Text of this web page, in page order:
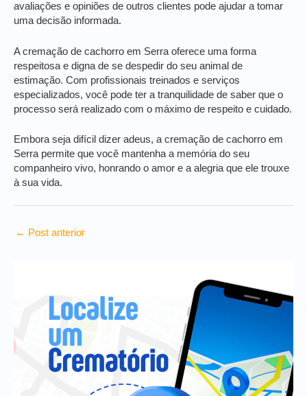
avaliações e opiniões de outros clientes pode ajudar a tomar
uma decisão informada.
A cremação de cachorro em Serra oferece uma forma
respeitosa e digna de se despedir do seu animal de
estimação. Com profissionais treinados e serviços
especializados, você pode ter a tranquilidade de saber que o
processo será realizado com o máximo de respeito e cuidado.
Embora seja difícil dizer adeus, a cremação de cachorro em
Serra permite que você mantenha a memória do seu
companheiro vivo, honrando o amor e a alegria que ele trouxe
à sua vida.
← Post anterior